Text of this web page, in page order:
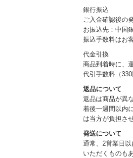
銀行振込
ご入金確認後の
お振込先：中
振込手数料はお
代金引換
商品到着時に、
代引手数料（
返品について
返品は商品が異
着後一週間以内
は当方が負担さ
発送について
通常、2営業日
いただくものも